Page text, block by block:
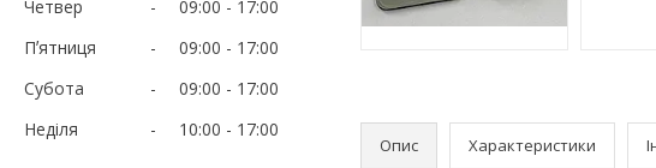
Четвер
09:00
17:00
Пʼятниця
09:00
17:00
Субота
09:00
17:00
Неділя
10:00 17:00
Опис Характеристики